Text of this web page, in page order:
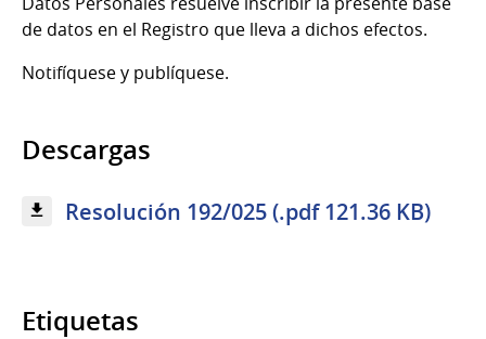
de datos en el Registro que lleva a dichos efectos.
Notifíquese y publíquese.
Descargas
Resolución 192/025 (.pdf 121.36 KB)
Etiquetas